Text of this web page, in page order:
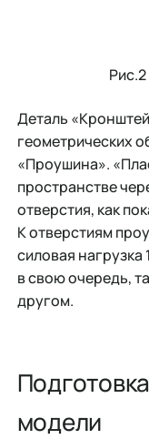
Деталь
геометрических
«Проушина».
пространстве
отверстия, как
К отверстиям
силовая
в свою очередь,
другом.
модели